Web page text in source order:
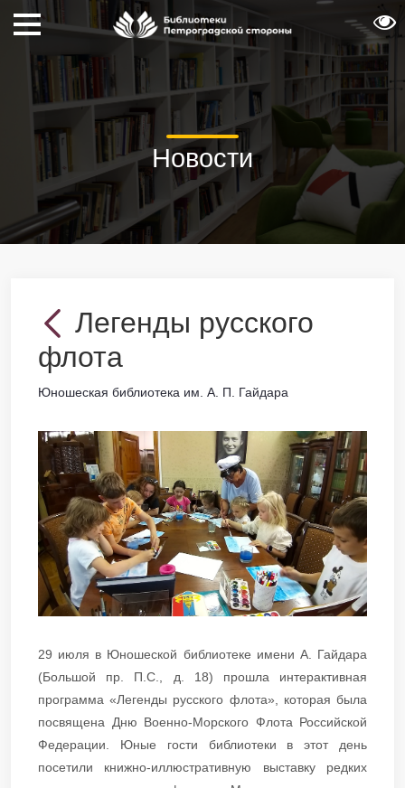
Новости
Легенды русского
флота
Юношеская библиотека им. А. П. Гайдара
29 июля в Юношеской библиотеке имени А. Гайдара
(Большой пр. П.С., д. 18) прошла интерактивная
программа «Легенды русского флота», которая была
посвящена Дню Военно-Морского Флота Российской
Федерации. Юные гости библиотеки в этот день
посетили книжно-иллюстративную выставку редких